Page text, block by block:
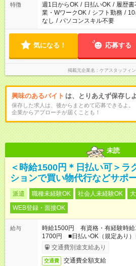
特徴 週1日からOK / 日払いOK / 履歴書
業・WワークOK / シフト勤務 /
なし / パソコンスキル不要
気になる！ 応募する
掲載元企業名 ケアスタッフィ
興味のあるバイト は、とりあえず保存し
保存した求人は、後からまとめて応募できるよ。
企業からアプローチが届くことも！
未読
＜時給1500円＊日払い可＞ラ
ションで買い物代行などサポ
派遣 職種未経験OK 社会人未経験OK
WEB登録・面接OK
給与
時給1500円 有資格・有経験時
1700円 ■日払いOK（規定あり
交通費別途支給あり
交通費 交通費全額支給